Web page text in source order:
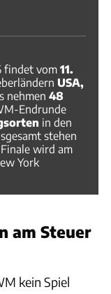
findet vom 11.
USA,
nehmen 48
Endrunde
in den
stehen
wird am
York
am Steuer
kein Spiel